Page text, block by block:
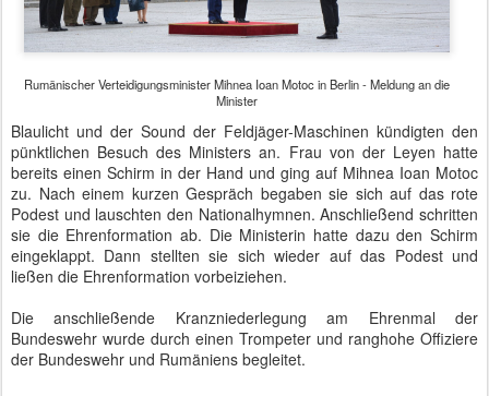
Die anschließende Kranzniederlegung am Ehrenmal der
Bundeswehr wurde durch einen Trompeter und ranghohe Offiziere